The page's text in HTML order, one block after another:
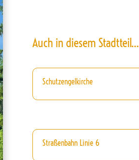
Auch in diesem Stadtteil…
Schutzengelkirche
Straßenbahn Linie 6